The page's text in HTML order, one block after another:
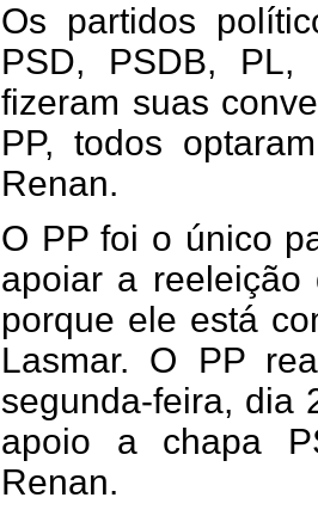
Os partidos
PSD, PSDB,
fizeram suas
PP, todos
Renan.
O PP foi o único
apoiar a
porque ele está
Lasmar. O PP
segunda-feira, dia
apoio a chapa
Renan.